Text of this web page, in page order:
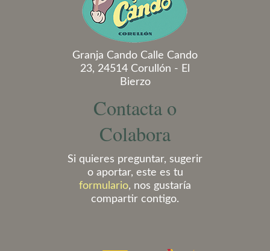
Granja Cando Calle Cando
23, 24514 Corullón - El
Bierzo
Contacta o
Colabora
Si quieres preguntar, sugerir
o aportar, este es tu
formulario, nos gustaría
compartir contigo.